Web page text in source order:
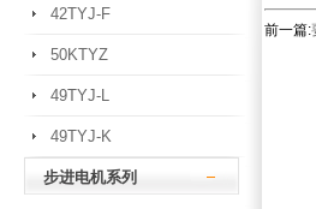
42TYJ-F
50KTYZ
49TYJ-L
49TYJ-K
步进电机系列
前一篇: